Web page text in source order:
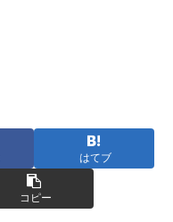
はてブ
コピー